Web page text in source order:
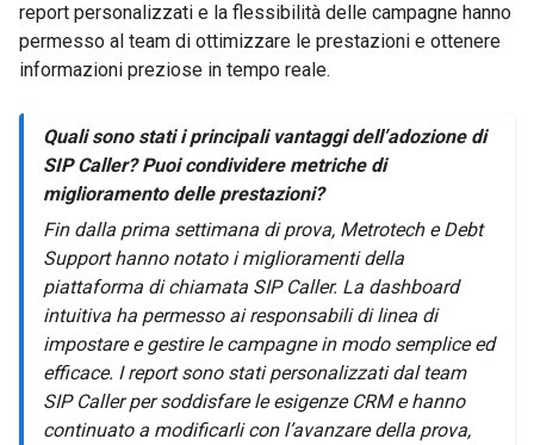
report personalizzati e la flessibilità delle campagne hanno
permesso al team di ottimizzare le prestazioni e ottenere
informazioni preziose in tempo reale.
Quali sono stati i principali vantaggi dell’adozione di
SIP Caller? Puoi condividere metriche di
miglioramento delle prestazioni?
Fin dalla prima settimana di prova, Metrotech e Debt
Support hanno notato i miglioramenti della
piattaforma di chiamata SIP Caller. La dashboard
intuitiva ha permesso ai responsabili di linea di
impostare e gestire le campagne in modo semplice ed
efficace. I report sono stati personalizzati dal team
SIP Caller per soddisfare le esigenze CRM e hanno
continuato a modificarli con l’avanzare della prova,